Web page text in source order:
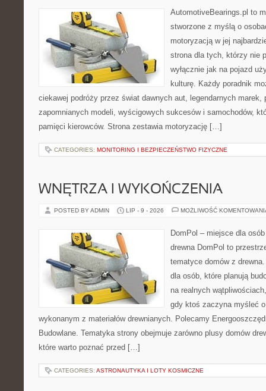
AutomotiveBearings.pl to
stworzone z myślą o
motoryzacją w jej
strona dla tych, którzy nie
wyłącznie jak na pojazd
kulturę. Każdy poradnik
ciekawej podróży przez świat dawnych aut, legendarnych marek,
zapomnianych modeli, wyścigowych sukcesów i samochodów,
pamięci kierowców. Strona zestawia motoryzację […]
CATEGORIES: MONITORING I BEZPIECZEŃSTWO FIZYCZNE
WNĘTRZA I WYKOŃCZENIA
POSTED BY ADMIN LIP - 9 - 2026 MOŻLIWOŚĆ
DomPol – miejsce dla
drewna DomPol to
tematyce domów z
dla osób, które planują
na realnych
gdy ktoś zaczyna myśleć o
wykonanym z materiałów drewnianych. Polecamy
Budowlane. Tematyka strony obejmuje zarówno plusy domów
które warto poznać przed […]
CATEGORIES: ASTRONAUTYKA I LOTY KOSMICZNE